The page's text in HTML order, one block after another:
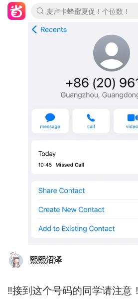
麦卢卡蜂蜜夏促！个位数！
Prada/Miu 4.8折！
啥？必胜客披萨5折！
熙熙沼泽
‼️接到这个号码的同学请注意！